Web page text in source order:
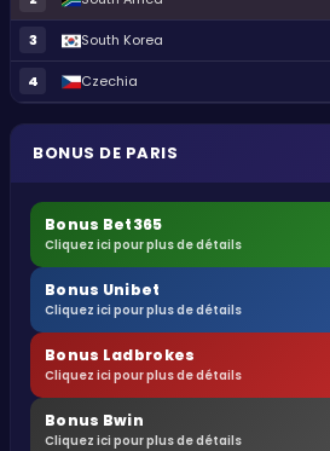
3 South Korea
4 Czechia
BONUS DE PARIS
Bonus Bet365
Cliquez ici pour plus de détails
Bonus Unibet
Cliquez ici pour plus de détails
Bonus Ladbrokes
Cliquez ici pour plus de détails
Bonus Bwin
Cliquez ici pour plus de détails